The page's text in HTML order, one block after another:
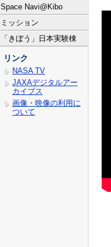
Space Navi@Kibo
ミッション
「きぼう」日本実験棟
リンク
NASA TV
JAXAデジタルアー
カイブス
画像・映像の利用に
ついて